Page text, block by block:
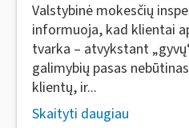
Valstybinė mokesčių
informuoja, kad klientai
tvarka – atvykstant
galimybių pasas
klientų, ir...
Skaityti daugiau